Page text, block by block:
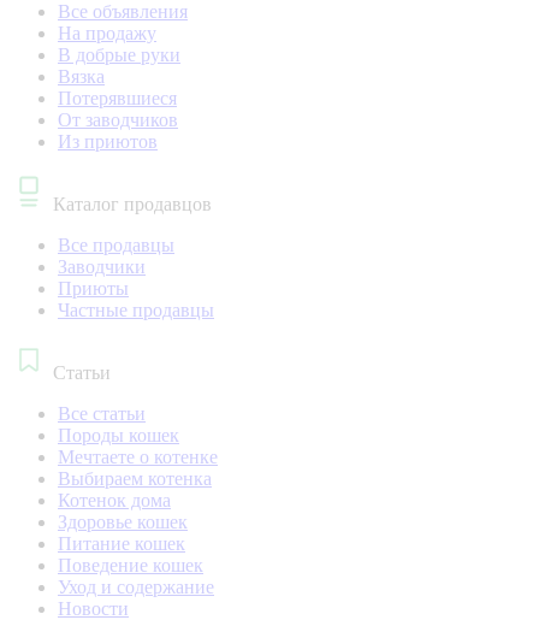
Все объявления
На продажу
В добрые руки
Вязка
Потерявшиеся
От заводчиков
Из приютов
Каталог продавцов
Все продавцы
Заводчики
Приюты
Частные продавцы
Статьи
Все статьи
Породы кошек
Мечтаете о котенке
Выбираем котенка
Котенок дома
Здоровье кошек
Питание кошек
Поведение кошек
Уход и содержание
Новости